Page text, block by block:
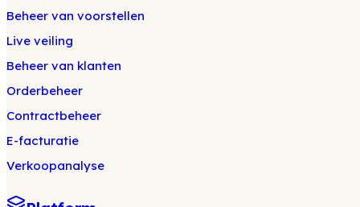
Beheer van voorstellen
Live veiling
Beheer van klanten
Orderbeheer
Contractbeheer
E-facturatie
Verkoopanalyse